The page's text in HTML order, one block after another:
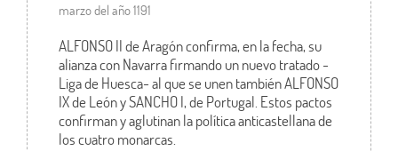
marzo del año 1191
ALFONSO II de Aragón confirma, en la fecha, su
alianza con Navarra firmando un nuevo tratado -
Liga de Huesca- al que se unen también ALFONSO
IX de León y SANCHO I, de Portugal. Estos pactos
confirman y aglutinan la política anticastellana de
los cuatro monarcas.